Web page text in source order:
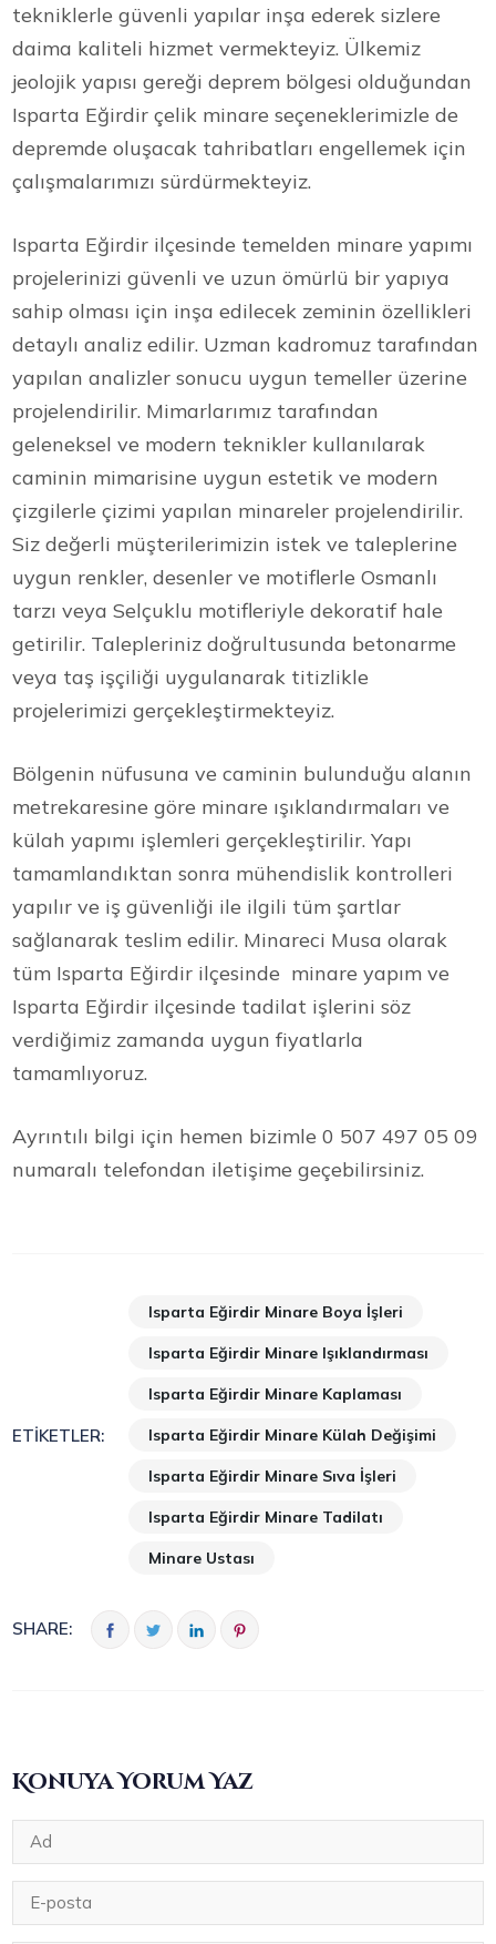
tekniklerle güvenli yapılar inşa ederek sizlere
daima kaliteli hizmet vermekteyiz. Ülkemiz
jeolojik yapısı gereği deprem bölgesi olduğundan
Isparta Eğirdir çelik minare seçeneklerimizle de
depremde oluşacak tahribatları engellemek için
çalışmalarımızı sürdürmekteyiz.
Isparta Eğirdir ilçesinde temelden minare yapımı
projelerinizi güvenli ve uzun ömürlü bir yapıya
sahip olması için inşa edilecek zeminin özellikleri
detaylı analiz edilir. Uzman kadromuz tarafından
yapılan analizler sonucu uygun temeller üzerine
projelendirilir. Mimarlarımız tarafından
geleneksel ve modern teknikler kullanılarak
caminin mimarisine uygun estetik ve modern
çizgilerle çizimi yapılan minareler projelendirilir.
Siz değerli müşterilerimizin istek ve taleplerine
uygun renkler, desenler ve motiflerle Osmanlı
tarzı veya Selçuklu motifleriyle dekoratif hale
getirilir. Talepleriniz doğrultusunda betonarme
veya taş işçiliği uygulanarak titizlikle
projelerimizi gerçekleştirmekteyiz.
Bölgenin nüfusuna ve caminin bulunduğu alanın
metrekaresine göre minare ışıklandırmaları ve
külah yapımı işlemleri gerçekleştirilir. Yapı
tamamlandıktan sonra mühendislik kontrolleri
yapılır ve iş güvenliği ile ilgili tüm şartlar
sağlanarak teslim edilir. Minareci Musa olarak
tüm Isparta Eğirdir ilçesinde minare yapım ve
Isparta Eğirdir ilçesinde tadilat işlerini söz
verdiğimiz zamanda uygun fiyatlarla
tamamlıyoruz.
Ayrıntılı bilgi için hemen bizimle 0 507 497 05 09
numaralı telefondan iletişime geçebilirsiniz.
ETIKETLER:
Isparta Eğirdir Minare Boya İşleri
Isparta Eğirdir Minare Işıklandırması
Isparta Eğirdir Minare Kaplaması
Isparta Eğirdir Minare Külah Değişimi
Isparta Eğirdir Minare Sıva İşleri
Isparta Eğirdir Minare Tadilatı
Minare Ustası
SHARE:
Konuya Yorum Yaz